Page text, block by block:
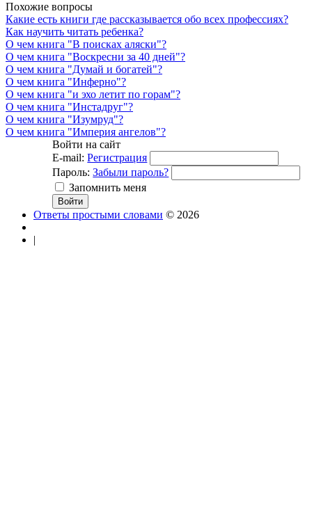
Похожие вопросы
Какие есть книги где рассказывается обо всех профессиях?
Как научить читать ребенка?
О чем книга "В поисках аляски"?
О чем книга "Воскресни за 40 дней"?
О чем книга "Думай и богатей"?
О чем книга "Инферно"?
О чем книга "и эхо летит по горам"?
О чем книга "Инстадруг"?
О чем книга "Изумруд"?
О чем книга "Империя ангелов"?
Войти на сайт
E-mail: Регистрация
Пароль: Забыли пароль?
Запомнить меня
Ответы простыми словами © 2026
|